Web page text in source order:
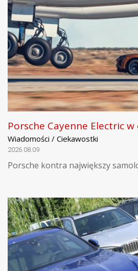
Porsche Cayenne Electric
Wiadomości / Ciekawostki
2026.08.09
Porsche kontra największy